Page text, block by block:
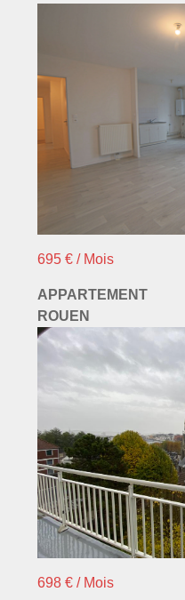
695 € / Mois
APPARTEMENT
ROUEN
698 € / Mois